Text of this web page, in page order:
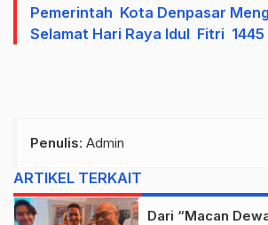
Pemerintah Kota Denpasar
Selamat Hari Raya Idul Fitri 1445
Penulis: Admin
ARTIKEL TERKAIT
Dari “Macan